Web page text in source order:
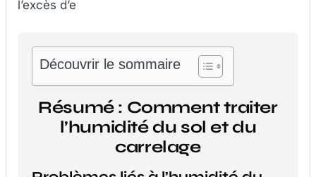
l’excès d’e
Découvrir le sommaire
Résumé : Comment traiter
l’humidité du sol et du
carrelage